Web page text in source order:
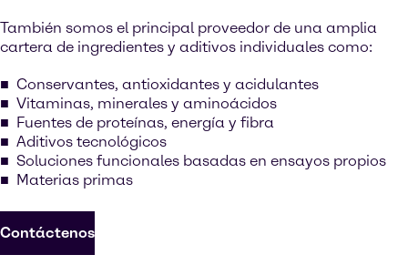
También somos el principal proveedor de una amplia
cartera de ingredientes y aditivos individuales como:
Conservantes, antioxidantes y acidulantes
Vitaminas, minerales y aminoácidos
Fuentes de proteínas, energía y fibra
Aditivos tecnológicos
Soluciones funcionales basadas en ensayos propios
Materias primas
Contáctenos